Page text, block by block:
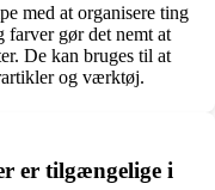
med at organisere ting
farver gør det nemt at
De kan bruges til at
og værktøj.
er tilgængelige i